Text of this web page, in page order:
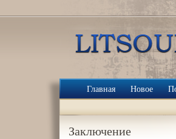
Главная Новое
Заключение